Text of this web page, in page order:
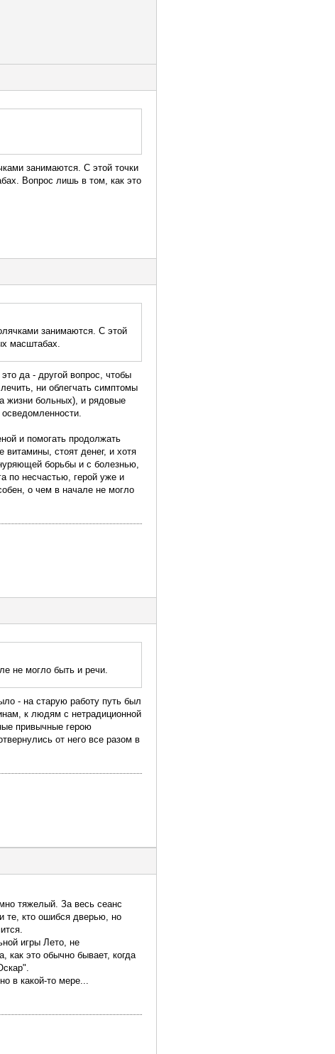
занимаются. С этой точки
Вопрос лишь в том, как это
занимаются. С этой
масштабах.
да - другой вопрос, чтобы
ни облегчать симптомы
жизни больных), и рядовые
и помогать продолжать
стоят денег, и хотя
борьбы и с болезнью,
по несчастью, герой уже и
о чем в начале не могло
не могло быть и речи.
- на старую работу путь был
к людям с нетрадиционной
привычные герою
от него все разом в
тяжелый. За весь сеанс
те, кто ошибся дверью, но
игры Лето, не
как это обычно бывает, когда
в какой-то мере...